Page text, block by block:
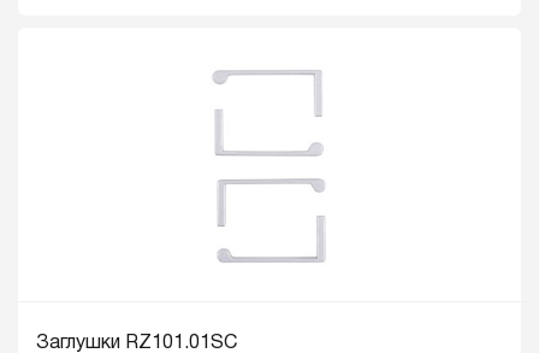
Заглушки RZ101.01SC